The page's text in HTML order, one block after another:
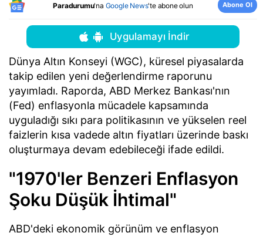
Paradurumu'na Google News'te abone olun Abone Ol
Uygulamayı İndir
Dünya Altın Konseyi (WGC), küresel piyasalarda
takip edilen yeni değerlendirme raporunu
yayımladı. Raporda, ABD Merkez Bankası'nın
(Fed) enflasyonla mücadele kapsamında
uyguladığı sıkı para politikasının ve yükselen reel
faizlerin kısa vadede altın fiyatları üzerinde baskı
oluşturmaya devam edebileceği ifade edildi.
"1970'ler Benzeri Enflasyon
Şoku Düşük İhtimal"
ABD'deki ekonomik görünüm ve enflasyon